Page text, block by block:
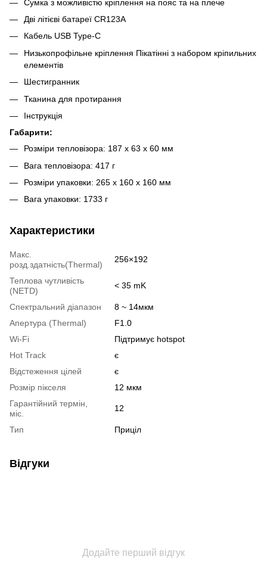
Сумка з можливістю кріплення на пояс та на плече
Дві літієві батареї CR123A
Кабель USB Type-C
Низькопрофільне кріплення Пікатінні з набором кріпильних
елементів
Шестигранник
Тканина для протирання
Інструкція
Габарити:
Розміри тепловізора: 187 x 63 x 60 мм
Вага тепловізора: 417 г
Розміри упаковки: 265 x 160 x 160 мм
Вага упаковки: 1733 г
Характеристики
Макс.
розд.здатність(Thermal)
256×192
Теплова чутливість
(NETD)
< 35 mK
Спектральний діапазон
8 ~ 14мкм
Апертура (Thermal)
F1.0
Wi-Fi
Підтримує hotspot
Hot Track
є
Відстеження цілей
є
Розмір пікселя
12 мкм
Гарантійний термін,
міс.
12
Тип Приціл
Відгуки
Додайте перший відгук